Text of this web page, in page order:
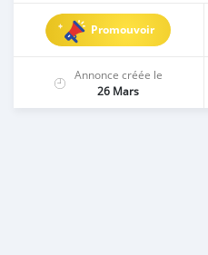
Promouvoir
Annonce créée le
26 Mars